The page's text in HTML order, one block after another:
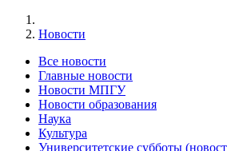
Новости
Все новости
Главные новости
Новости МПГУ
Новости образования
Наука
Культура
Университетские субботы